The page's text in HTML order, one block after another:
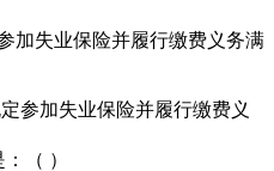
加失业保险并履行缴费义务满
参加失业保险并履行缴费义
（ ）